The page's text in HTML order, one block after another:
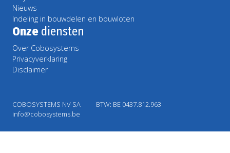
Nieuws
Indeling in bouwdelen en bouwloten
Onze diensten
Over Cobosystems
Privacyverklaring
Disclaimer
COBOSYSTEMS NV-SA
BTW: BE 0437.812.963
info@cobosystems.be